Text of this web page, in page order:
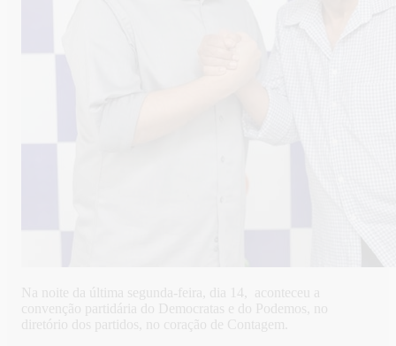
Na noite da última segunda-feira, dia 14, aconteceu a
convenção partidária do Democratas e do Podemos, no
diretório dos partidos, no coração de Contagem.